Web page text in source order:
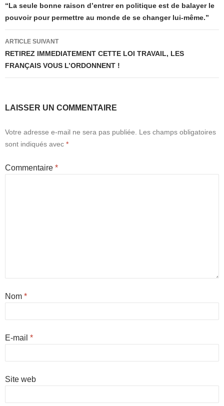
des
articles
“La seule bonne raison d’entrer en politique est de balayer le
pouvoir pour permettre au monde de se changer lui-même.”
ARTICLE SUIVANT
RETIREZ IMMEDIATEMENT CETTE LOI TRAVAIL, LES
FRANÇAIS VOUS L’ORDONNENT !
LAISSER UN COMMENTAIRE
Votre adresse e-mail ne sera pas publiée.
Les champs obligatoires
sont indiqués avec *
Commentaire *
Nom *
E-mail *
Site web